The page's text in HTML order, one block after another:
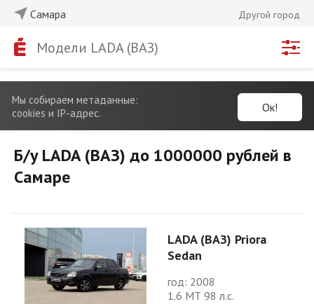
Самара Другой город
Модели LADA (ВАЗ)
Мы собираем метаданные:
cookies и IP-адрес.
Ок!
Б/у LADA (ВАЗ) до 1000000 рублей в
Самаре
LADA (ВАЗ) Priora
Sedan
год: 2008
1.6 МТ 98 л.с.